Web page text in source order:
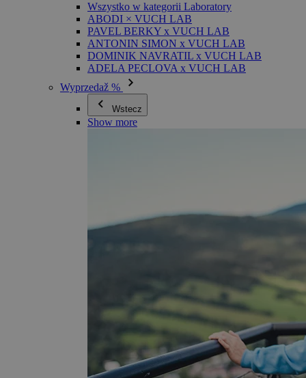
Wszystko w kategorii Laboratory
ABODI × VUCH LAB
PAVEL BERKY x VUCH LAB
ANTONIN SIMON x VUCH LAB
DOMINIK NAVRATIL x VUCH LAB
ADELA PECLOVA x VUCH LAB
Wyprzedaž %
Wstecz
Show more